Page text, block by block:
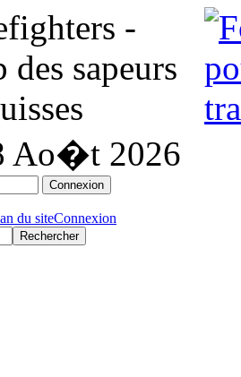
Ao�t 2026
du siteConnexion